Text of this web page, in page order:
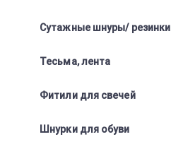
Сутажные шнуры/ резинки
Тесьма, лента
Фитили для свечей
Шнурки для обуви